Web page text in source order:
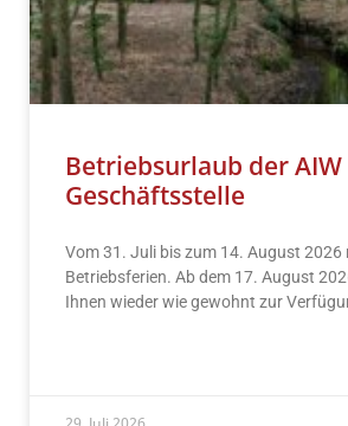
Betriebsurlaub der AIW
Geschäftsstelle
Vom 31. Juli bis zum 14. August 2026
Betriebsferien. Ab dem 17. August
Ihnen wieder wie gewohnt zur